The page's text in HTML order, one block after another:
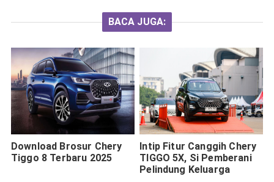
BACA JUGA:
Download Brosur Chery
Tiggo 8 Terbaru 2025
Intip Fitur Canggih Chery
TIGGO 5X, Si Pemberani
Pelindung Keluarga